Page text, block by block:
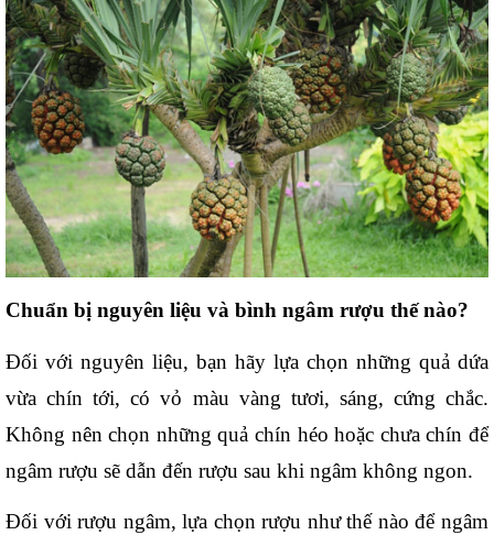
Chuẩn bị nguyên liệu và bình ngâm rượu thế nào?
Đối với nguyên liệu, bạn hãy lựa chọn những quả dứa
vừa chín tới, có vỏ màu vàng tươi, sáng, cứng chắc.
Không nên chọn những quả chín héo hoặc chưa chín để
ngâm rượu sẽ dẫn đến rượu sau khi ngâm không ngon.
Đối với rượu ngâm, lựa chọn rượu như thế nào để ngâm